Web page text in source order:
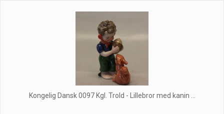
Kongelig Dansk 0097 Kgl. Trold - Lillebror med kanin ...